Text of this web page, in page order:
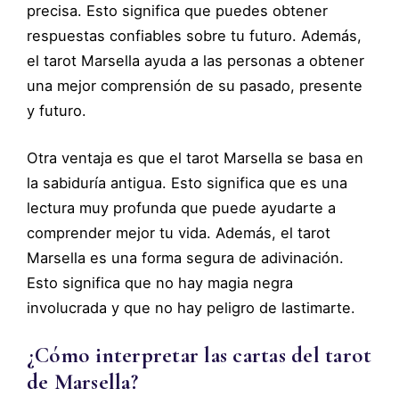
precisa. Esto significa que puedes obtener
respuestas confiables sobre tu futuro. Además,
el tarot Marsella ayuda a las personas a obtener
una mejor comprensión de su pasado, presente
y futuro.
Otra ventaja es que el tarot Marsella se basa en
la sabiduría antigua. Esto significa que es una
lectura muy profunda que puede ayudarte a
comprender mejor tu vida. Además, el tarot
Marsella es una forma segura de adivinación.
Esto significa que no hay magia negra
involucrada y que no hay peligro de lastimarte.
¿Cómo interpretar las cartas del tarot
de Marsella?